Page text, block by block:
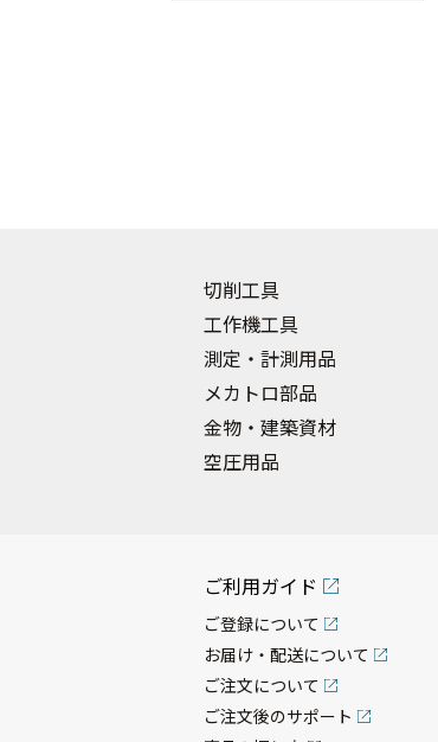
切削工具
工作機工具
測定・計測用品
メカトロ部品
金物・建築資材
空圧用品
ご利用ガイド
ご登録について
お届け・配送について
ご注文について
ご注文後のサポート